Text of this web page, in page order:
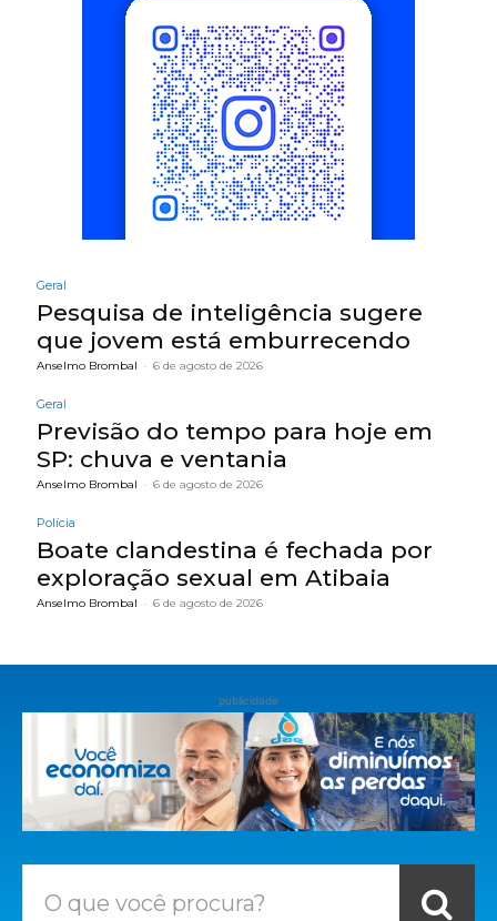
Geral
Pesquisa de inteligência sugere
que jovem está emburrecendo
Anselmo Brombal - 6 de agosto de 2026
Geral
Previsão do tempo para hoje em
SP: chuva e ventania
Anselmo Brombal - 6 de agosto de 2026
Polícia
Boate clandestina é fechada por
exploração sexual em Atibaia
Anselmo Brombal - 6 de agosto de 2026
publicidade
O que você procura?